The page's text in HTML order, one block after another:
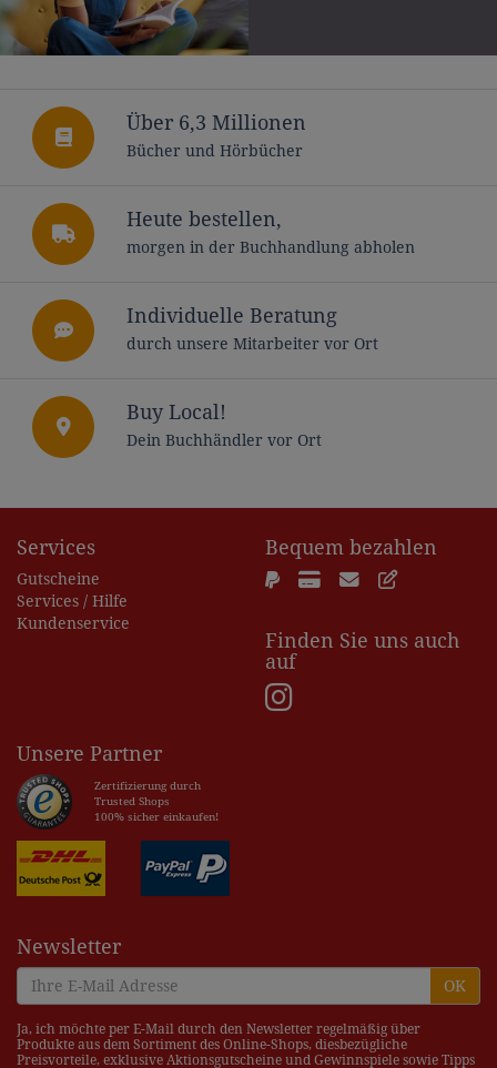
Über 6,3 Millionen
Bücher und Hörbücher
Heute bestellen,
morgen in der Buchhandlung abholen
Individuelle Beratung
durch unsere Mitarbeiter vor Ort
Buy Local!
Dein Buchhändler vor Ort
Services
Gutscheine
Services / Hilfe
Kundenservice
Bequem bezahlen
Finden Sie uns auch
auf
Unsere Partner
Zertifizierung durch
Trusted Shops
100% sicher einkaufen!
Newsletter
OK
Ja, ich möchte per E-Mail durch den Newsletter regelmäßig über
Produkte aus dem Sortiment des Online-Shops, diesbezügliche
Preisvorteile, exklusive Aktionsgutscheine und Gewinnspiele sowie Tipps